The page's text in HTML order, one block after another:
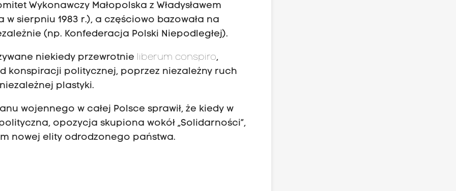
Wykonawczy Małopolska z Władysławem
sierpniu 1983 r.), a częściowo bazowała na
(np. Konfederacja Polski Niepodległej).
niekiedy przewrotnie liberum conspiro,
konspiracji politycznej, poprzez niezależny ruch
plastyki.
wojennego w całej Polsce sprawił, że kiedy w
opozycja skupiona wokół „Solidarności”,
nowej elity odrodzonego państwa.